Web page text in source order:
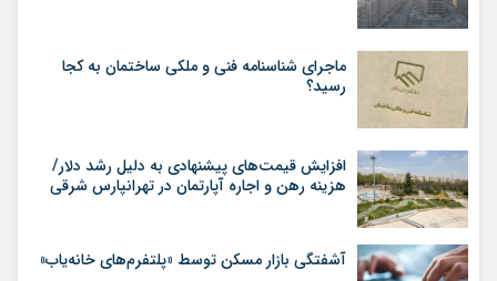
ماجرای شناسنامه‌ فنی و ملکی ساختمان به کجا
رسید؟
افزایش قیمت‌های پیشنهادی به دلیل رشد دلار/
هزینه رهن و اجاره آپارتمان در تهرانپارس شرقی
آشفتگی بازار مسکن توسط «پلتفرم‌های خانه‌یاب»